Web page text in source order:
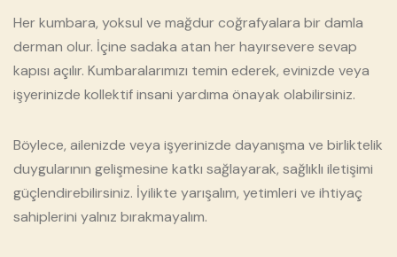
Her kumbara, yoksul ve mağdur coğrafyalara bir damla
derman olur. İçine sadaka atan her hayırsevere sevap
kapısı açılır. Kumbaralarımızı temin ederek, evinizde veya
işyerinizde kollektif insani yardıma önayak olabilirsiniz.
Böylece, ailenizde veya işyerinizde dayanışma ve birliktelik
duygularının gelişmesine katkı sağlayarak, sağlıklı iletişimi
güçlendirebilirsiniz. İyilikte yarışalım, yetimleri ve ihtiyaç
sahiplerini yalnız bırakmayalım.